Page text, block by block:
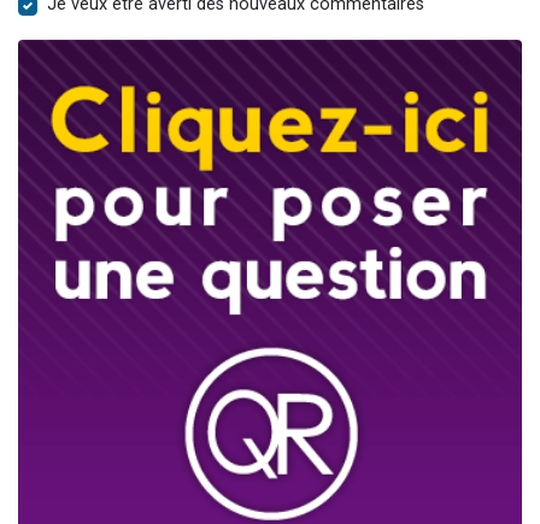
Je veux être averti des nouveaux commentaires